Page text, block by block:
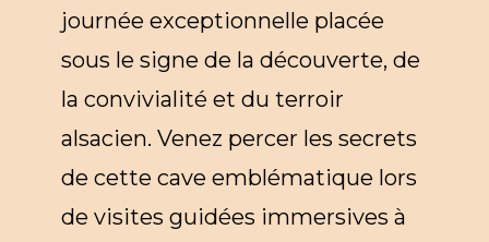
journée exceptionnelle placée
sous le signe de la découverte, de
la convivialité et du terroir
alsacien. Venez percer les secrets
de cette cave emblématique lors
de visites guidées immersives à